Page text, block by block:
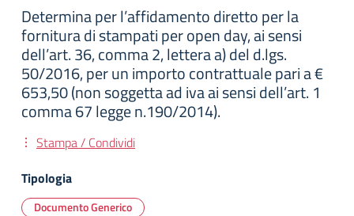
Determina per l’affidamento diretto per la
fornitura di stampati per open day, ai sensi
dell’art. 36, comma 2, lettera a) del d.lgs.
50/2016, per un importo contrattuale pari a €
653,50 (non soggetta ad iva ai sensi dell’art. 1
comma 67 legge n.190/2014).
Stampa / Condividi
Tipologia
Documento Generico